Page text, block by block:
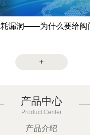
耗漏洞——为什么要给阀
+
产品中心
Product Center
产品介绍